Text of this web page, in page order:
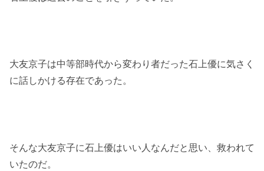
大友京子は中等部時代から変わり者だった石上優に気さく
に話しかける存在であった。
そんな大友京子に石上優はいい人なんだと思い、救われて
いたのだ。